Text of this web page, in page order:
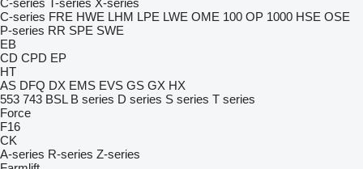
C-series T-series X-series
C-series FRE HWE LHM LPE LWE OME 100 OP 1000 HSE OSE
P-series RR SPE SWE
EB
CD CPD EP
HT
AS DFQ DX EMS EVS GS GX HX
553 743 BSL B series D series S series T series
Force
F16
CK
A-series R-series Z-series